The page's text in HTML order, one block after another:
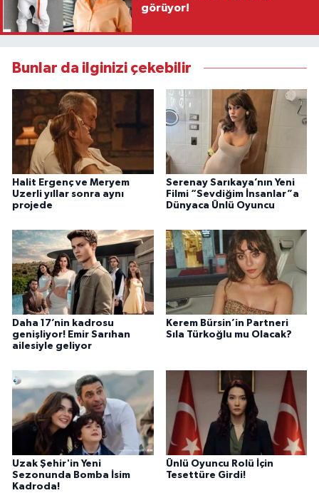
görüyor!
Bunlar da ilginizi çekebilir
Halit Ergenç ve Meryem
Uzerli yıllar sonra aynı
projede
Serenay Sarıkaya’nın Yeni
Filmi “Sevdiğim İnsanlar”a
Dünyaca Ünlü Oyuncu
Daha 17’nin kadrosu
genişliyor! Emir Sarıhan
ailesiyle geliyor
Kerem Bürsin’in Partneri
Sıla Türkoğlu mu Olacak?
Uzak Şehir'in Yeni
Sezonunda Bomba İsim
Kadroda!
Ünlü Oyuncu Rolü İçin
Tesettüre Girdi!